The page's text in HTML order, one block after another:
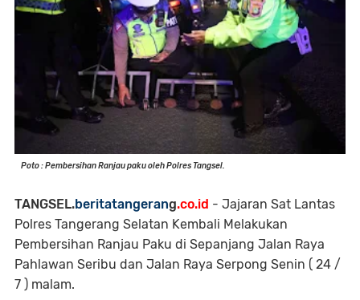
Poto : Pembersihan Ranjau paku oleh Polres Tangsel.
TANGSEL.beritatangerang.co.id - Jajaran Sat Lantas
Polres Tangerang Selatan Kembali Melakukan
Pembersihan Ranjau Paku di Sepanjang Jalan Raya
Pahlawan Seribu dan Jalan Raya Serpong Senin ( 24 /
7 ) malam.